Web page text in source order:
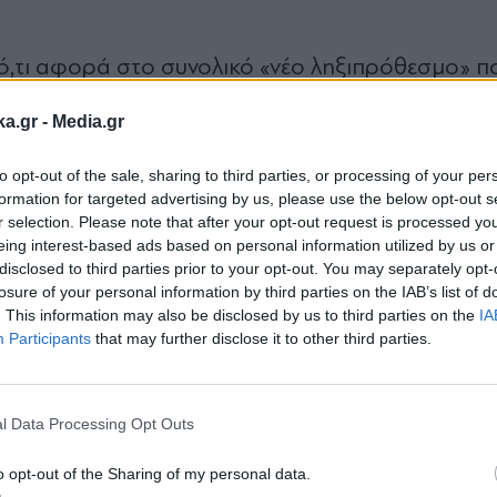
- Media.gr
opt-out of the sale, sharing to third parties, or processing of your
for targeted advertising by us, please use the below opt-out
selection. Please note that after your opt-out request is processed
interest-based ads based on personal information utilized by us
to third parties prior to your opt-out. You may separately
of your personal information by third parties on the IAB’s list of
This information may also be disclosed by us to third parties on the
Participants that may further disclose it to other third parties.
Data Processing Opt Outs
opt-out of the Sharing of my personal data.
αφορά στο συνολικό «νέο ληξιπρόθεσμο»
εξαιρουμένων των 10 μη φορολογικών
εκατ. ευρώ έναντι 853 εκατ. ευρώ την
νέο ληξιπρόθεσμο ανήλθε σε 2,819 δισ. ευρώ,
(αύξηση κατά 3,83%).
έναντι νέου ληξιπρόθεσμου (εκτός 10 ΜΦΚ)
(αύξηση κατά 4,58%). Το α' τρίμηνο του
(εκτός 10 ΜΦΚ) ανήλθαν σε 656 εκατ. ευρώ,
κατά 5,98%).
newsletter